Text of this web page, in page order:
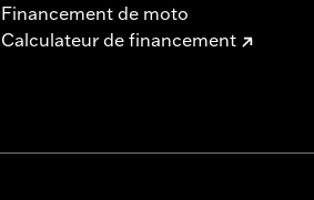
Financement de moto
Calculateur de financement